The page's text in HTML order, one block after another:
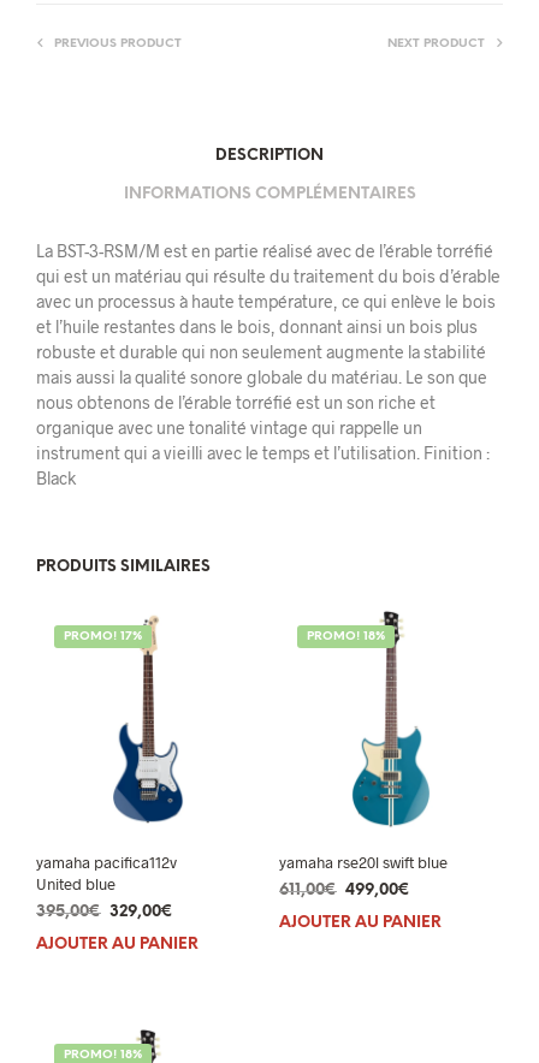
PREVIOUS PRODUCT NEXT PRODUCT
DESCRIPTION
INFORMATIONS COMPLÉMENTAIRES
La BST-3-RSM/M est en partie réalisé avec de l’érable torréfié
qui est un matériau qui résulte du traitement du bois d’érable
avec un processus à haute température, ce qui enlève le bois
et l’huile restantes dans le bois, donnant ainsi un bois plus
robuste et durable qui non seulement augmente la stabilité
mais aussi la qualité sonore globale du matériau. Le son que
nous obtenons de l’érable torréfié est un son riche et
organique avec une tonalité vintage qui rappelle un
instrument qui a vieilli avec le temps et l’utilisation. Finition :
Black
PRODUITS SIMILAIRES
PROMO! 17%
yamaha pacifica112v
United blue
395,00€ Le
prix
329,00€
prix
AJOUTER AU PANIER
PROMO! 18%
yamaha rse20l swift blue
611,00€ Le
prix
499,00€Le
prix
AJOUTER AU PANIER
PROMO! 18%